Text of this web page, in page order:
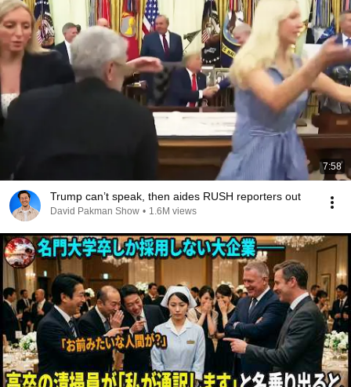
7:58
Trump can’t speak, then aides RUSH reporters out
David Pakman Show • 1.6M views